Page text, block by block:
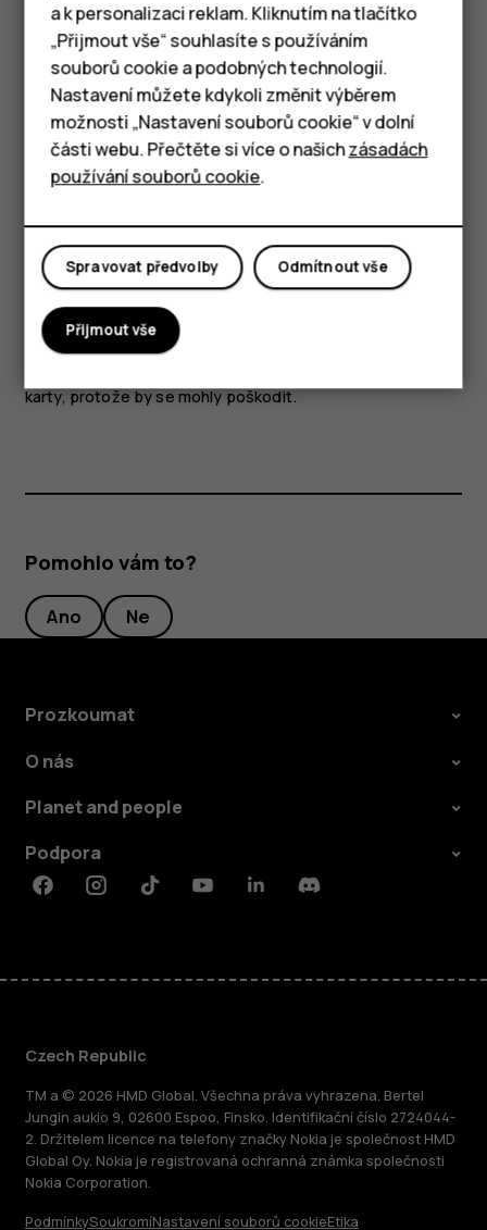
Chytré telefony
Tlačítkové telefony
Tablety
Zapnuto. Upozorňujeme však, že si musíte kód
zapamatovat. Společnost HMD Global ho není
schopna zjistit ani obejít.
Části a konektory, magnetismus
Nepřipojujte výrobky, které vytvářejí výkonový signál,
protože by to mohlo přístroj poškodit. Do zvukového
zvukového konektoru připojujete sluchátka nebo externí
zařízení neschválené pro použití s tímto přístrojem,
věnujte zvýšenou pozornost nastavení hlasitosti.
Části přístroje jsou magnetické. K přístroji mohou být
přitahovány kovové materiály. V blízkosti přístroje
karty, protože by se mohly poškodit.
Pomohlo vám to?
Ano Ne
Prozkoumat
O nás
Planet and people
Podpora
FacebookInstagramTiktokYoutubeLinkedinDiscord
Czech Republic
TM a © 2026 HMD Global. Všechna práva vyhrazena. Bertel
Jungin aukio 9, 02600 Espoo, Finsko. Identifikační číslo 2724044-
2. Držitelem licence na telefony značky Nokia je společnost HMD
Global Oy. Nokia je registrovaná ochranná známka společnosti
Nokia Corporation.
PodmínkySoukromíNastavení souborů cookieEtika
a k personalizaci reklam. Kliknutím na tlačítko
„Přijmout vše“ souhlasíte s používáním
souborů cookie a podobných technologií.
Nastavení můžete kdykoli změnit výběrem
možnosti „Nastavení souborů cookie“ v dolní
části webu. Přečtěte si více o našichzásadách
používání souborů cookie.
Odmítnout vše
Spravovat předvolby
Přijmout vše